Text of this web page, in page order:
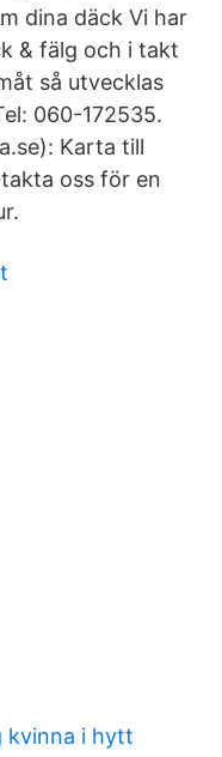
dina däck Vi har
& fälg och i takt
så utvecklas
060-172535.
Karta till
oss för en
kvinna i hytt